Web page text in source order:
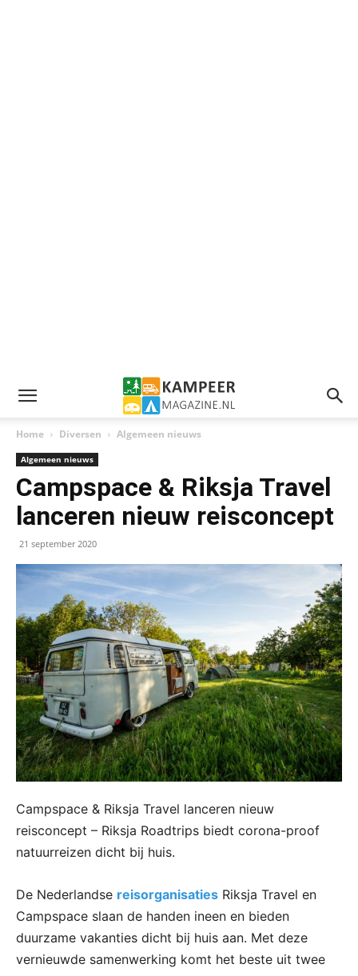
Home Diversen Algemeen nieuws
Algemeen nieuws
Campspace & Riksja Travel
lanceren nieuw reisconcept
21 september 2020
Campspace & Riksja Travel lanceren nieuw
reisconcept – Riksja Roadtrips biedt corona-proof
natuurreizen dicht bij huis.
De Nederlandse reisorganisaties Riksja Travel en
Campspace slaan de handen ineen en bieden
duurzame vakanties dicht bij huis aan. Met deze
vernieuwde samenwerking komt het beste uit twee